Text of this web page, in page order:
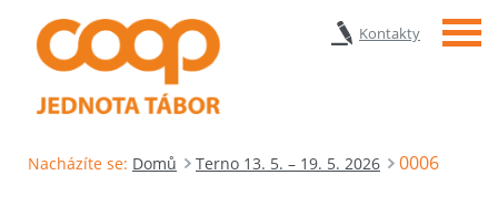
Kontakty Menu
Nacházíte se: Domů Terno 13. 5. – 19. 5. 2026 0006